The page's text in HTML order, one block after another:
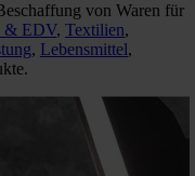
von Waren für
& EDV, Textilien,
, Lebensmittel,